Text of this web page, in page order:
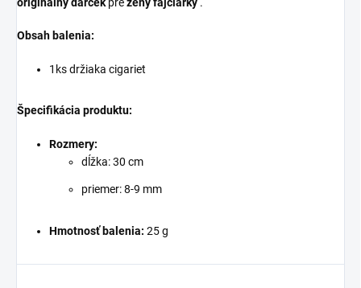
originálny darčekpreženy fajčiarky .
Obsah balenia:
1ks držiaka cigariet
Špecifikácia produktu:
Rozmery:
dĺžka: 30 cm
priemer: 8-9 mm
Hmotnosť balenia: 25 g